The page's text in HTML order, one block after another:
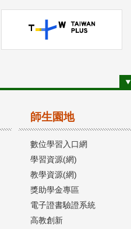
師生園地
數位學習入口網
學習資源(網)
教學資源(網)
獎助學金專區
電子證書驗證系統
高教創新